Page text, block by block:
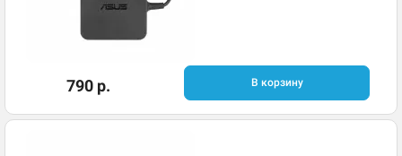
790 р. В корзину